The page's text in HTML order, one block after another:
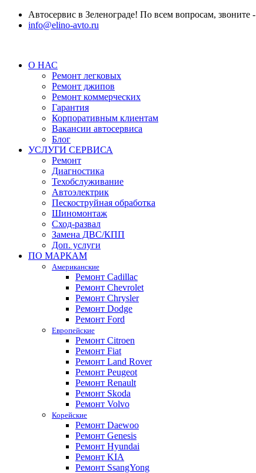
Автосервис в Зеленограде! По всем вопросам, звоните -
info@elino-avto.ru
О НАС
Ремонт легковых
Ремонт джипов
Ремонт коммерческих
Гарантия
Корпоративным клиентам
Вакансии автосервиса
Блог
УСЛУГИ СЕРВИСА
Ремонт
Диагностика
Техобслуживание
Автоэлектрик
Пескоструйная обработка
Шиномонтаж
Сход-развал
Замена ДВС/КПП
Доп. услуги
ПО МАРКАМ
Американские
Ремонт Cadillac
Ремонт Chevrolet
Ремонт Chrysler
Ремонт Dodge
Ремонт Ford
Европейские
Ремонт Citroen
Ремонт Fiat
Ремонт Land Rover
Ремонт Peugeot
Ремонт Renault
Ремонт Skoda
Ремонт Volvo
Корейские
Ремонт Daewoo
Ремонт Genesis
Ремонт Hyundai
Ремонт KIA
Ремонт SsangYong